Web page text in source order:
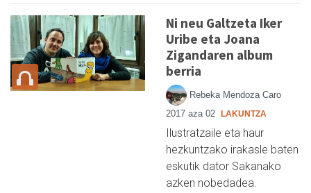
Ni neu Galtzeta Iker
Uribe eta Joana
Zigandaren album
berria
Rebeka Mendoza Caro
2017 aza 02
LAKUNTZA
Ilustratzaile eta haur
hezkuntzako irakasle baten
eskutik dator Sakanako
azken nobedadea.